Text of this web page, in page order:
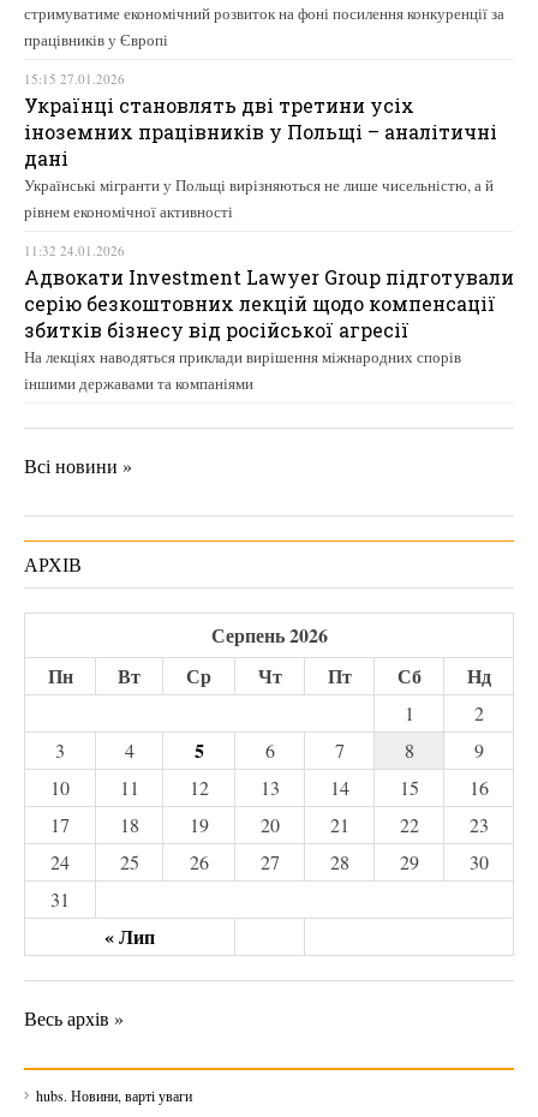
стримуватиме економічний розвиток на фоні посилення конкуренції за
працівників у Європі
15:15 27.01.2026
Українці становлять дві третини усіх
іноземних працівників у Польщі – аналітичні
дані
Українські мігранти у Польщі вирізняються не лише чисельністю, а й
рівнем економічної активності
11:32 24.01.2026
Адвокати Investment Lawyer Group підготували
серію безкоштовних лекцій щодо компенсації
збитків бізнесу від російської агресії
На лекціях наводяться приклади вирішення міжнародних спорів
іншими державами та компаніями
Всі новини »
АРХІВ
Серпень 2026
Пн
Вт Ср Чт Пт Сб Нд
« Лип
1
2
3
4 5 6 7 8
9
10
11 12 13 14 15
16
17
18 19 20 21 22
23
24
25 26 27 28 29
30
31
Весь архів »
hubs. Новини, варті уваги